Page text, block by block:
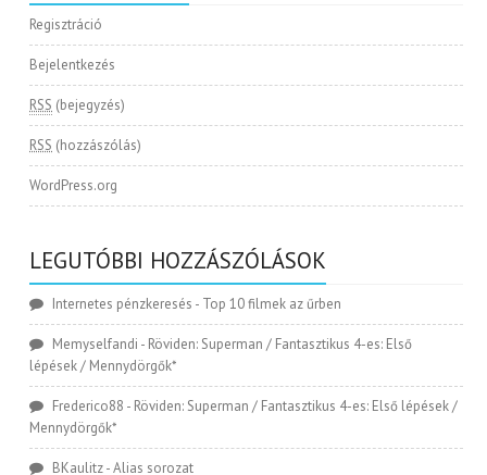
Regisztráció
Bejelentkezés
RSS (bejegyzés)
RSS (hozzászólás)
WordPress.org
LEGUTÓBBI HOZZÁSZÓLÁSOK
Internetes pénzkeresés - Top 10 filmek az űrben
Memyselfandi - Röviden: Superman / Fantasztikus 4-es: Első
lépések / Mennydörgők*
Frederico88 - Röviden: Superman / Fantasztikus 4-es: Első lépések /
Mennydörgők*
BKaulitz-Alias sorozat